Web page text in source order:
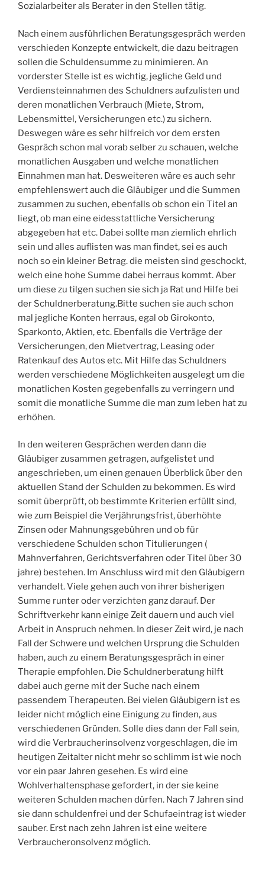
Sozialarbeiter als Berater in den Stellen tätig.
Nach einem ausführlichen Beratungsgespräch werden
verschieden Konzepte entwickelt, die dazu beitragen
sollen die Schuldensumme zu minimieren. An
vorderster Stelle ist es wichtig, jegliche Geld und
Verdiensteinnahmen des Schuldners aufzulisten und
deren monatlichen Verbrauch (Miete, Strom,
Lebensmittel, Versicherungen etc.) zu sichern.
Deswegen wäre es sehr hilfreich vor dem ersten
Gespräch schon mal vorab selber zu schauen, welche
monatlichen Ausgaben und welche monatlichen
Einnahmen man hat. Desweiteren wäre es auch sehr
empfehlenswert auch die Gläubiger und die Summen
zusammen zu suchen, ebenfalls ob schon ein Titel an
liegt, ob man eine eidesstattliche Versicherung
abgegeben hat etc. Dabei sollte man ziemlich ehrlich
sein und alles auflisten was man findet, sei es auch
noch so ein kleiner Betrag. die meisten sind geschockt,
welch eine hohe Summe dabei herraus kommt. Aber
um diese zu tilgen suchen sie sich ja Rat und Hilfe bei
der Schuldnerberatung.Bitte suchen sie auch schon
mal jegliche Konten herraus, egal ob Girokonto,
Sparkonto, Aktien, etc. Ebenfalls die Verträge der
Versicherungen, den Mietvertrag, Leasing oder
Ratenkauf des Autos etc. Mit Hilfe das Schuldners
werden verschiedene Möglichkeiten ausgelegt um die
monatlichen Kosten gegebenfalls zu verringern und
somit die monatliche Summe die man zum leben hat zu
erhöhen.
In den weiteren Gesprächen werden dann die
Gläubiger zusammen getragen, aufgelistet und
angeschrieben, um einen genauen Überblick über den
aktuellen Stand der Schulden zu bekommen. Es wird
somit überprüft, ob bestimmte Kriterien erfüllt sind,
wie zum Beispiel die Verjährungsfrist, überhöhte
Zinsen oder Mahnungsgebühren und ob für
verschiedene Schulden schon Titulierungen (
Mahnverfahren, Gerichtsverfahren oder Titel über 30
jahre) bestehen. Im Anschluss wird mit den Gläubigern
verhandelt. Viele gehen auch von ihrer bisherigen
Summe runter oder verzichten ganz darauf. Der
Schriftverkehr kann einige Zeit dauern und auch viel
Arbeit in Anspruch nehmen. In dieser Zeit wird, je nach
Fall der Schwere und welchen Ursprung die Schulden
haben, auch zu einem Beratungsgespräch in einer
Therapie empfohlen. Die Schuldnerberatung hilft
dabei auch gerne mit der Suche nach einem
passendem Therapeuten. Bei vielen Gläubigern ist es
leider nicht möglich eine Einigung zu finden, aus
verschiedenen Gründen. Solle dies dann der Fall sein,
wird die Verbraucherinsolvenz vorgeschlagen, die im
heutigen Zeitalter nicht mehr so schlimm ist wie noch
vor ein paar Jahren gesehen. Es wird eine
Wohlverhaltensphase gefordert, in der sie keine
weiteren Schulden machen dürfen. Nach 7 Jahren sind
sie dann schuldenfrei und der Schufaeintrag ist wieder
sauber. Erst nach zehn Jahren ist eine weitere
Verbraucheronsolvenz möglich.